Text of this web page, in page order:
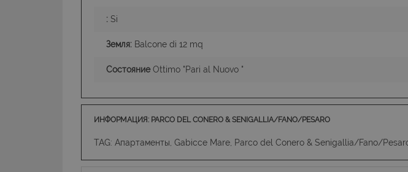
: Si
Земля: Balcone di 12 mq
СостояниеOttimo "Pari al Nuovo "
ИНФОРМАЦИЯ: PARCO DEL CONERO & SENIGALLIA/FANO/PESARO
TAG: Апартаменты, Gabicce Mare, Parco del Conero & Senigallia/Fano/